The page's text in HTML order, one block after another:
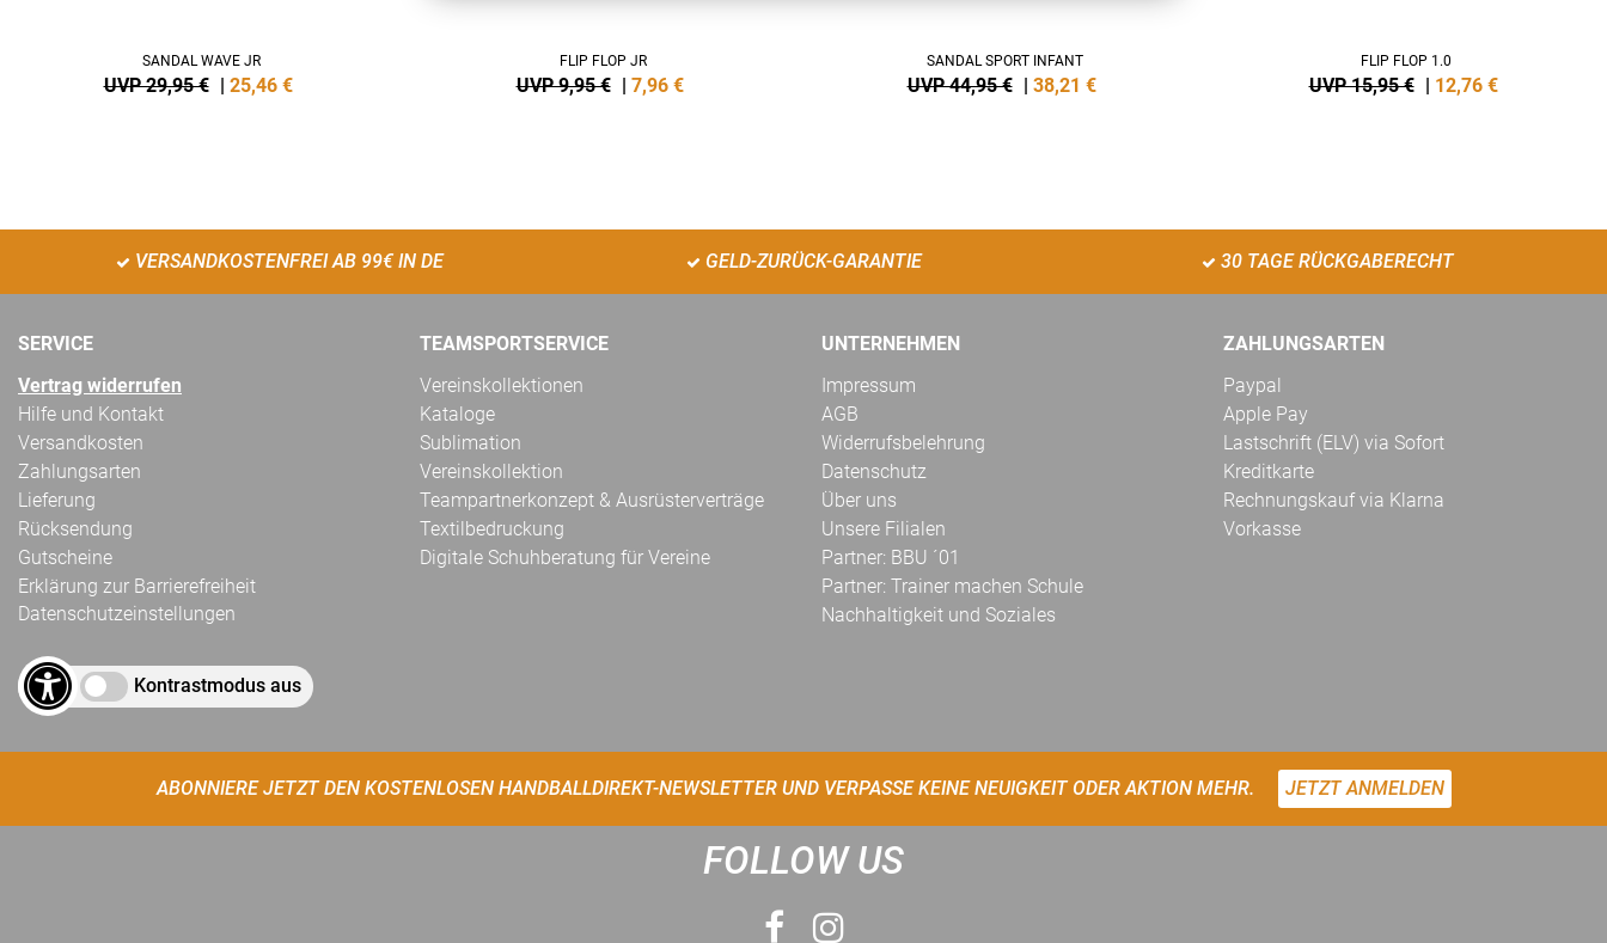
SANDAL WAVE JR
UVP 29,95 € | 25,46 €
FLIP FLOP JR
UVP 9,95 € | 7,96 €
SANDAL SPORT INFANT
UVP 44,95 € | 38,21 €
FLIP FLOP 1.0
UVP 15,95 € | 12,76 €
VERSANDKOSTENFREI AB 99€ IN DE GELD-ZURÜCK-GARANTIE 30 TAGE RÜCKGABERECHT
SERVICE
Vertrag widerrufen
Hilfe und Kontakt
Versandkosten
Zahlungsarten
Lieferung
Rücksendung
Gutscheine
Erklärung zur Barrierefreiheit
Datenschutzeinstellungen
Kontrastmodus aus
TEAMSPORTSERVICE
Vereinskollektionen
Kataloge
Sublimation
Vereinskollektion
Teampartnerkonzept & Ausrüsterverträge
Textilbedruckung
Digitale Schuhberatung für Vereine
UNTERNEHMEN
Impressum
AGB
Widerrufsbelehrung
Datenschutz
Über uns
Unsere Filialen
Partner: BBU ´01
Partner: Trainer machen Schule
Nachhaltigkeit und Soziales
ZAHLUNGSARTEN
Paypal
Apple Pay
Lastschrift (ELV) via Sofort
Kreditkarte
Rechnungskauf via Klarna
Vorkasse
ABONNIERE JETZT DEN KOSTENLOSEN HANDBALLDIREKT-NEWSLETTER UND VERPASSE KEINE NEUIGKEIT ODER AKTION MEHR. JETZT ANMELDEN
FOLLOW US